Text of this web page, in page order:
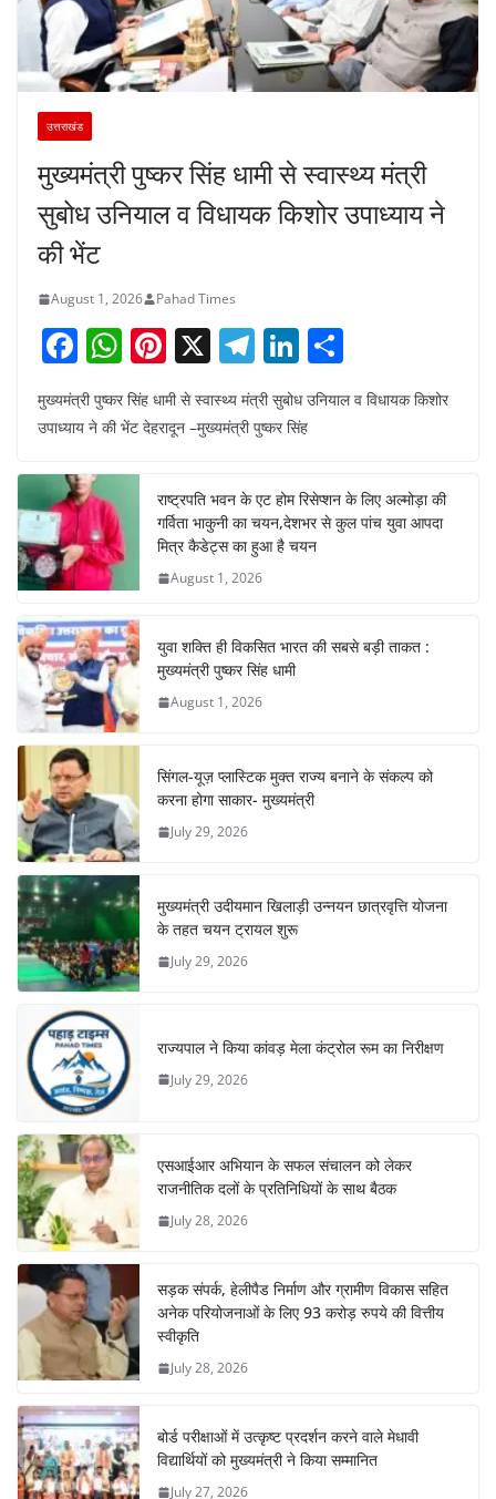
उत्तराखंड
मुख्यमंत्री पुष्कर सिंह धामी से स्वास्थ्य मंत्री
सुबोध उनियाल व विधायक किशोर उपाध्याय ने
की भेंट
August 1, 2026 Pahad Times
F
a
c
b
o
o
k
W
h
at
A
p
p
Pi
nt
er
e
st
X T
el
e
gr
a
m
Li
n
k
dI
n
ar
मुख्यमंत्री पुष्कर सिंह धामी से स्वास्थ्य मंत्री सुबोध उनियाल व विधायक किशोर
उपाध्याय ने की भेंट देहरादून –मुख्यमंत्री पुष्कर सिंह
राष्ट्रपति भवन के एट होम रिसेप्शन के लिए अल्मोड़ा की
गर्विता भाकुनी का चयन,देशभर से कुल पांच युवा आपदा
मित्र कैडेट्स का हुआ है चयन
August 1, 2026
युवा शक्ति ही विकसित भारत की सबसे बड़ी ताकत :
मुख्यमंत्री पुष्कर सिंह धामी
August 1, 2026
सिंगल-यूज़ प्लास्टिक मुक्त राज्य बनाने के संकल्प को
करना होगा साकार- मुख्यमंत्री
July 29, 2026
मुख्यमंत्री उदीयमान खिलाड़ी उन्नयन छात्रवृत्ति योजना
के तहत चयन ट्रायल शुरू
July 29, 2026
राज्यपाल ने किया कांवड़ मेला कंट्रोल रूम का निरीक्षण
July 29, 2026
एसआईआर अभियान के सफल संचालन को लेकर
राजनीतिक दलों के प्रतिनिधियों के साथ बैठक
July 28, 2026
सड़क संपर्क, हेलीपैड निर्माण और ग्रामीण विकास सहित
अनेक परियोजनाओं के लिए 93 करोड़ रुपये की वित्तीय
स्वीकृति
July 28, 2026
बोर्ड परीक्षाओं में उत्कृष्ट प्रदर्शन करने वाले मेधावी
विद्यार्थियों को मुख्यमंत्री ने किया सम्मानित
July 27, 2026